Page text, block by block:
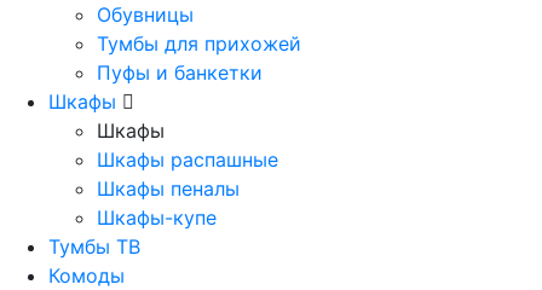
Обувницы
Тумбы для прихожей
Пуфы и банкетки
Шкафы
Шкафы
Шкафы распашные
Шкафы пеналы
Шкафы-купе
Тумбы ТВ
Комоды